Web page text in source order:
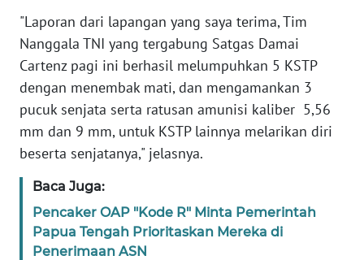
"Laporan dari lapangan yang saya terima, Tim
Nanggala TNI yang tergabung Satgas Damai
Cartenz pagi ini berhasil melumpuhkan 5 KSTP
dengan menembak mati, dan mengamankan 3
pucuk senjata serta ratusan amunisi kaliber 5,56
mm dan 9 mm, untuk KSTP lainnya melarikan diri
beserta senjatanya," jelasnya.
Baca Juga:
Pencaker OAP "Kode R" Minta Pemerintah
Papua Tengah Prioritaskan Mereka di
Penerimaan ASN
WN
NTT
WN
KEPRI
WN
WN
PAPUA
BARAT